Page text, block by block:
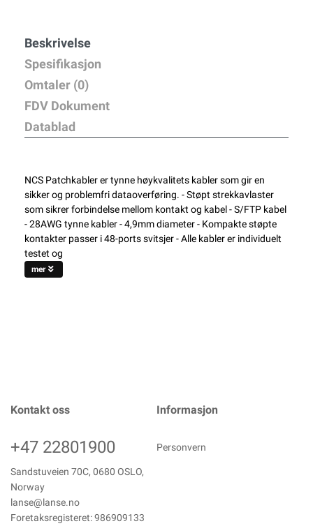
Beskrivelse
Spesifikasjon
Omtaler (0)
FDV Dokument
Datablad
NCS Patchkabler er tynne høykvalitets kabler som gir en
sikker og problemfri dataoverføring. - Støpt strekkavlaster
som sikrer forbindelse mellom kontakt og kabel - S/FTP kabel
- 28AWG tynne kabler - 4,9mm diameter - Kompakte støpte
kontakter passer i 48-ports svitsjer - Alle kabler er individuelt
testet og
mer
Kontakt oss
+47 22801900
Sandstuveien 70C, 0680 OSLO,
Norway
lanse@lanse.no
Foretaksregisteret: 986909133
Informasjon
Personvern